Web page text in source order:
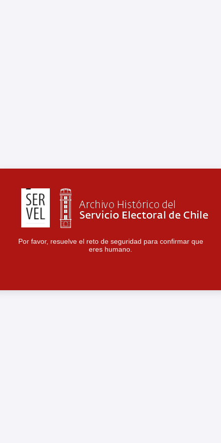
Por favor, resuelve el reto de seguridad para confirmar que
eres humano.